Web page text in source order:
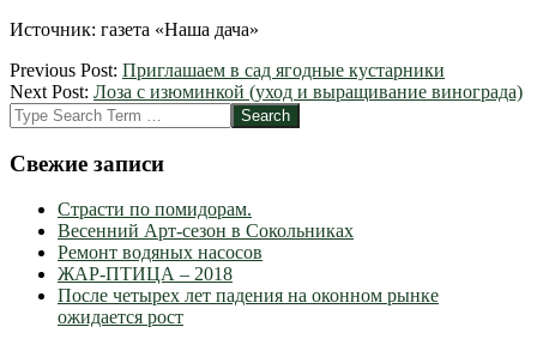
Источник: газета «Наша дача»
2012-
03-
26
Previous Post: Приглашаем в сад ягодные кустарники
Next Post: Лоза с изюминкой (уход и выращивание винограда)
Search
Свежие записи
Страсти по помидорам.
Весенний Арт-сезон в Сокольниках
Ремонт водяных насосов
ЖАР-ПТИЦА – 2018
После четырех лет падения на оконном рынке
ожидается рост